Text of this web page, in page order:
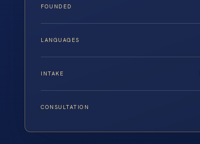
FOUNDED
LANGUAGES
INTAKE
CONSULTATION